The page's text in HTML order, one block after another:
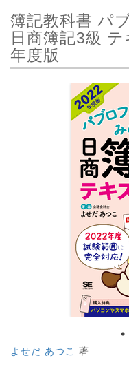
簿記教科書 パ
日商簿記3級
年度版
よせだ あつこ 著